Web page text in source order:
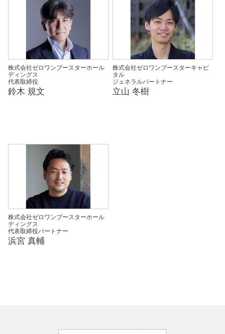
株式会社ゼロワンブースターホール
ディングス
代表取締役
鈴木 規文
株式会社ゼロワンブースターキャピ
タル
ジェネラルパートナー
立山 冬樹
株式会社ゼロワンブースターホール
ディングス
代表取締役パートナー
浜宮 真輔